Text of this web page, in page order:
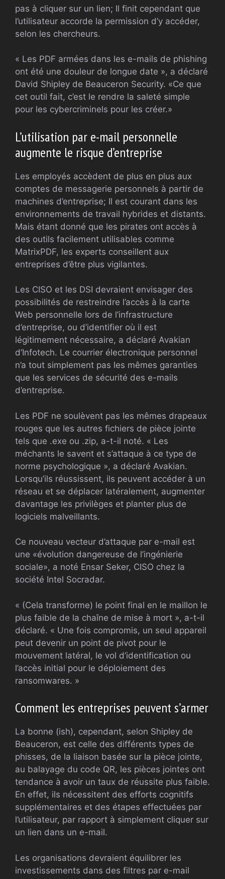
pas à cliquer sur un lien; Il finit cependant que
l’utilisateur accorde la permission d’y accéder,
selon les chercheurs.
« Les PDF armées dans les e-mails de phishing
ont été une douleur de longue date », a déclaré
David Shipley de Beauceron Security. «Ce que
cet outil fait, c’est le rendre la saleté simple
pour les cybercriminels pour les créer.»
L’utilisation par e-mail personnelle
augmente le risque d’entreprise
Les employés accèdent de plus en plus aux
comptes de messagerie personnels à partir de
machines d’entreprise; Il est courant dans les
environnements de travail hybrides et distants.
Mais étant donné que les pirates ont accès à
des outils facilement utilisables comme
MatrixPDF, les experts conseillent aux
entreprises d’être plus vigilantes.
Les CISO et les DSI devraient envisager des
possibilités de restreindre l’accès à la carte
Web personnelle lors de l’infrastructure
d’entreprise, ou d’identifier où il est
légitimement nécessaire, a déclaré Avakian
d’Infotech. Le courrier électronique personnel
n’a tout simplement pas les mêmes garanties
que les services de sécurité des e-mails
d’entreprise.
Les PDF ne soulèvent pas les mêmes drapeaux
rouges que les autres fichiers de pièce jointe
tels que .exe ou .zip, a-t-il noté. « Les
méchants le savent et s’attaque à ce type de
norme psychologique », a déclaré Avakian.
Lorsqu’ils réussissent, ils peuvent accéder à un
réseau et se déplacer latéralement, augmenter
davantage les privilèges et planter plus de
logiciels malveillants.
Ce nouveau vecteur d’attaque par e-mail est
une «évolution dangereuse de l’ingénierie
sociale», a noté Ensar Seker, CISO chez la
société Intel Socradar.
« (Cela transforme) le point final en le maillon le
plus faible de la chaîne de mise à mort », a-t-il
déclaré. « Une fois compromis, un seul appareil
peut devenir un point de pivot pour le
mouvement latéral, le vol d’identification ou
l’accès initial pour le déploiement des
ransomwares. »
Comment les entreprises peuvent s’armer
La bonne (ish), cependant, selon Shipley de
Beauceron, est celle des différents types de
phisses, de la liaison basée sur la pièce jointe,
au balayage du code QR, les pièces jointes ont
tendance à avoir un taux de réussite plus faible.
En effet, ils nécessitent des efforts cognitifs
supplémentaires et des étapes effectuées par
l’utilisateur, par rapport à simplement cliquer sur
un lien dans un e-mail.
Les organisations devraient équilibrer les
investissements dans des filtres par e-mail